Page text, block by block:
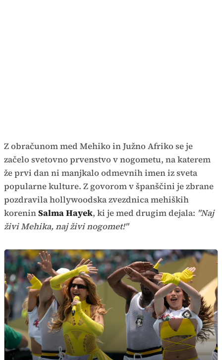
Z obračunom med Mehiko in Južno Afriko se je
začelo svetovno prvenstvo v nogometu, na katerem
že prvi dan ni manjkalo odmevnih imen iz sveta
popularne kulture. Z govorom v španščini je zbrane
pozdravila hollywoodska zvezdnica mehiških
koreninSalma Hayek, ki je med drugim dejala: "Naj
živi Mehika, naj živi nogomet!"
Shakira in Burna Boy na uvodni